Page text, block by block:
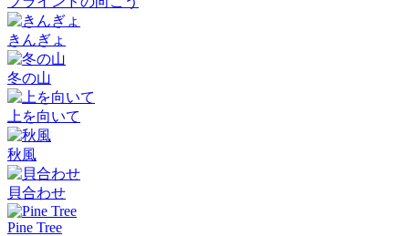
きんぎょ
冬の山
上を向いて
秋風
貝合わせ
Pine Tree